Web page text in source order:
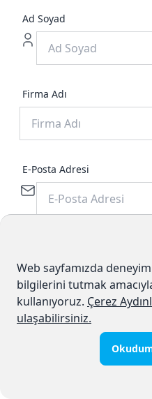
Ad Soyad
Firma Adı
E-Posta Adresi
İlgilenilen Ürün/
Sabit Telefon Hizmeti
Bulut Santral Hizmeti
Web sayfamızda
bilgilerini tutmak
kullanıyoruz. Çerez
ulaşabilirsiniz.